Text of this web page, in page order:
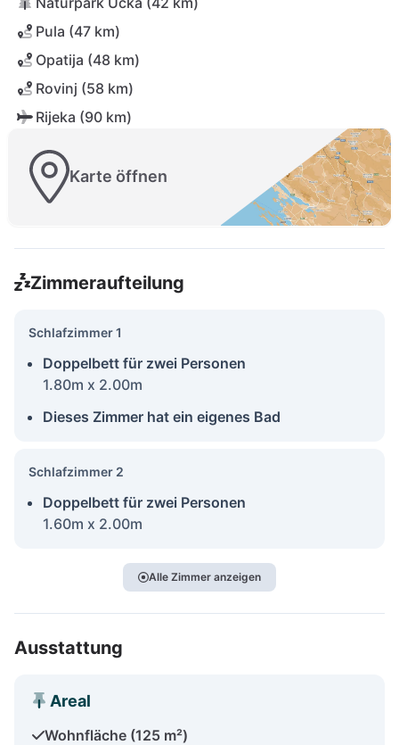
Pula (47 km)
Opatija (48 km)
Rovinj (58 km)
Rijeka (90 km)
Karte öffnen
Zimmeraufteilung
Schlafzimmer 1
Doppelbett für zwei Personen
1.80m x 2.00m
Dieses Zimmer hat ein eigenes Bad
Schlafzimmer 2
Doppelbett für zwei Personen
1.60m x 2.00m
Alle Zimmer anzeigen
Ausstattung
Areal
Wohnfläche (125 m²)